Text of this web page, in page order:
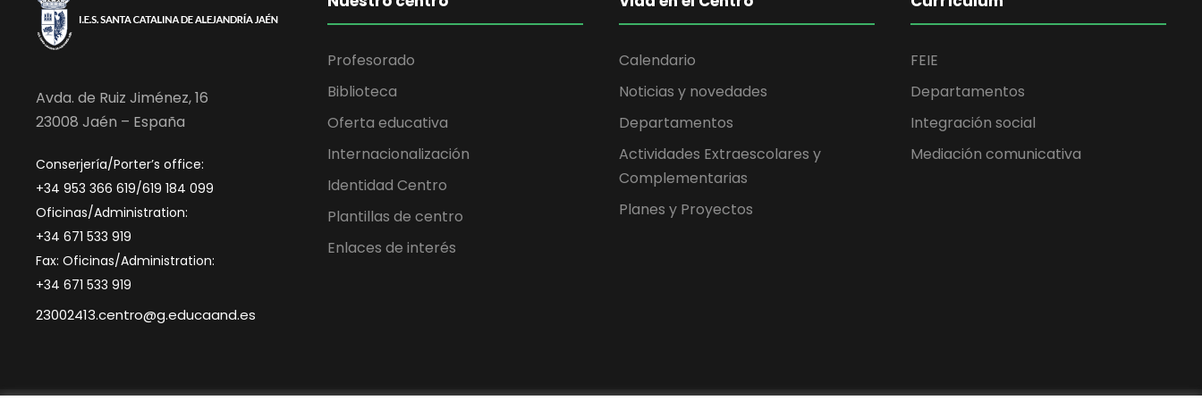
Avda. de Ruiz Jiménez, 16
23008 Jaén – España
Conserjería/Porter’s office:
+34 953 366 619/619 184 099
Oficinas/Administration:
+34 671 533 919
Fax: Oficinas/Administration:
+34 671 533 919
23002413.centro@g.educaand.es
Profesorado
Biblioteca
Oferta educativa
Internacionalización
Identidad Centro
Plantillas de centro
Enlaces de interés
Calendario
Noticias y novedades
Departamentos
Actividades Extraescolares y
Complementarias
Planes y Proyectos
FEIE
Departamentos
Integración social
Mediación comunicativa